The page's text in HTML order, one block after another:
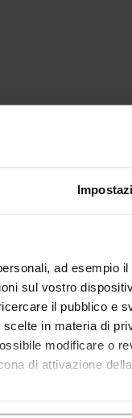
ad esempio
sul vostro
il pubblico e
in materia di
modificare o
di attivazione